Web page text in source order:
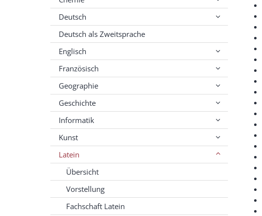
Deutsch
Deutsch als Zweitsprache
Englisch
Französisch
Geographie
Geschichte
Informatik
Kunst
Latein
Übersicht
Vorstellung
Fachschaft Latein